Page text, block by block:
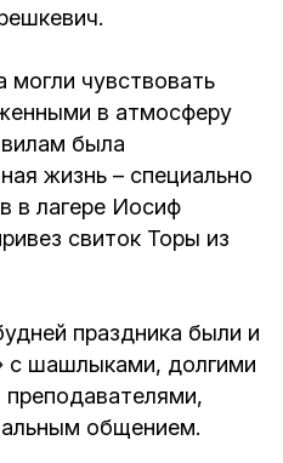
могли чувствовать
в атмосферу
была
жизнь – специально
в лагере Иосиф
свиток Торы из
праздника были и
с шашлыками, долгими
общением.